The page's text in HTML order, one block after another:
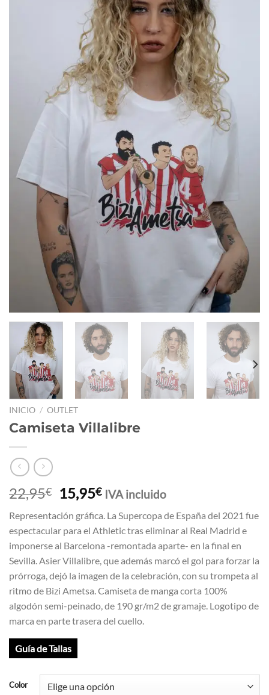
INICIO / OUTLET
Camiseta Villalibre
22,95€
El
precio
original
era:
22,95€.
15,95€El
actual
es:
15,95€.
IVA incluido
Representación gráfica. La Supercopa de España del 2021 fue
espectacular para el Athletic tras eliminar al Real Madrid e
imponerse al Barcelona -remontada aparte- en la final en
Sevilla. Asier Villalibre, que además marcó el gol para forzar la
prórroga, dejó la imagen de la celebración, con su trompeta al
ritmo de Bizi Ametsa. Camiseta de manga corta 100%
algodón semi-peinado, de 190 gr/m2 de gramaje. Logotipo de
marca en parte trasera del cuello.
Guía de Tallas
Color